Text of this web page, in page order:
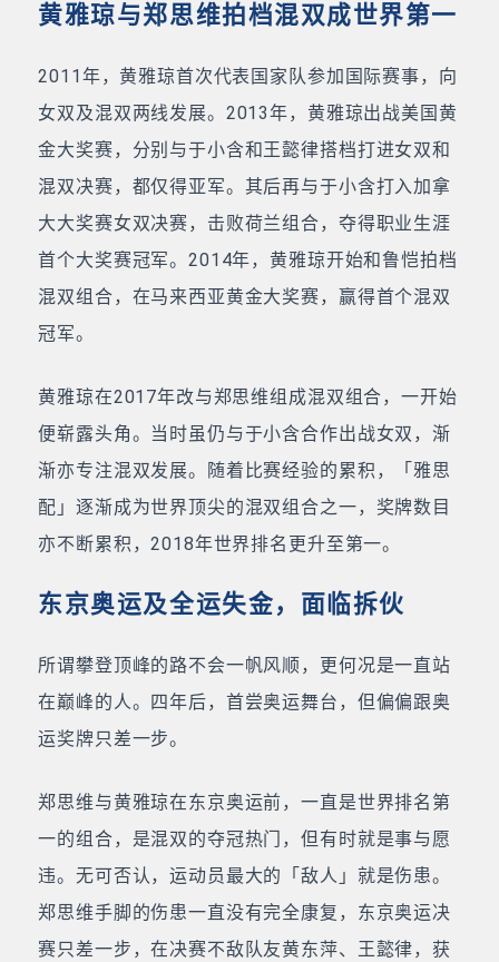
黄雅琼与郑思维拍档混双成世界第一
2011年，黄雅琼首次代表国家队参加国际赛事，向
女双及混双两线发展。2013年，黄雅琼出战美国黄
金大奖赛，分别与于小含和王懿律搭档打进女双和
混双决赛，都仅得亚军。其后再与于小含打入加拿
大大奖赛女双决赛，击败荷兰组合，夺得职业生涯
首个大奖赛冠军。2014年，黄雅琼开始和鲁恺拍档
混双组合，在马来西亚黄金大奖赛，赢得首个混双
冠军。
黄雅琼在2017年改与郑思维组成混双组合，一开始
便崭露头角。当时虽仍与于小含合作出战女双，渐
渐亦专注混双发展。随着比赛经验的累积，「雅思
配」逐渐成为世界顶尖的混双组合之一，奖牌数目
亦不断累积，2018年世界排名更升至第一。
东京奥运及全运失金，面临拆伙
所谓攀登顶峰的路不会一帆风顺，更何况是一直站
在巅峰的人。四年后，首尝奥运舞台，但偏偏跟奥
运奖牌只差一步。
郑思维与黄雅琼在东京奥运前，一直是世界排名第
一的组合，是混双的夺冠热门，但有时就是事与愿
违。无可否认，运动员最大的「敌人」就是伤患。
郑思维手脚的伤患一直没有完全康复，东京奥运决
赛只差一步，在决赛不敌队友黄东萍、王懿律，获